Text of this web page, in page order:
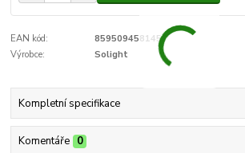
EAN kód:
8595094581457
Výrobce:
Solight
Kompletní specifikace
Komentáře 0